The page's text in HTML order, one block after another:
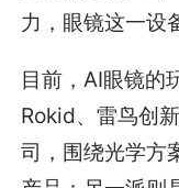
力，眼镜这一设
目前，AI眼镜的
Rokid、雷鸟创
司，围绕光学方